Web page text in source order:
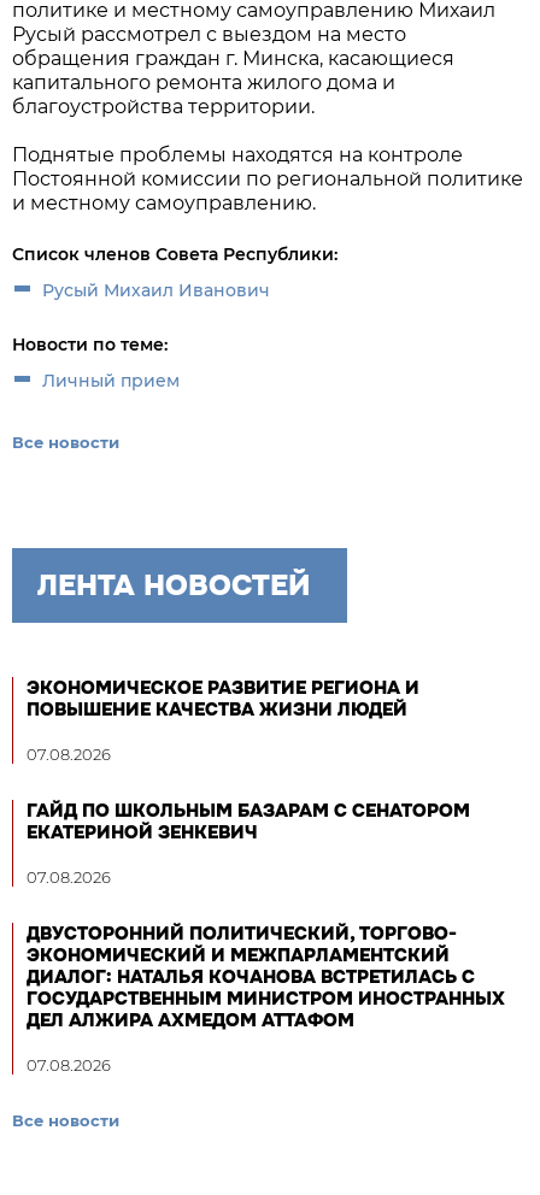
политике и местному самоуправлению Михаил
Русый рассмотрел с выездом на место
обращения граждан г. Минска, касающиеся
капитального ремонта жилого дома и
благоустройства территории.
Поднятые проблемы находятся на контроле
Постоянной комиссии по региональной политике
и местному самоуправлению.
Список членов Совета Республики:
Русый Михаил Иванович
Новости по теме:
Личный прием
Все новости
ЛЕНТА НОВОСТЕЙ
ЭКОНОМИЧЕСКОЕ РАЗВИТИЕ РЕГИОНА И
ПОВЫШЕНИЕ КАЧЕСТВА ЖИЗНИ ЛЮДЕЙ
07.08.2026
ГАЙД ПО ШКОЛЬНЫМ БАЗАРАМ С СЕНАТОРОМ
ЕКАТЕРИНОЙ ЗЕНКЕВИЧ
07.08.2026
ДВУСТОРОННИЙ ПОЛИТИЧЕСКИЙ, ТОРГОВО-
ЭКОНОМИЧЕСКИЙ И МЕЖПАРЛАМЕНТСКИЙ
ДИАЛОГ: НАТАЛЬЯ КОЧАНОВА ВСТРЕТИЛАСЬ С
ГОСУДАРСТВЕННЫМ МИНИСТРОМ ИНОСТРАННЫХ
ДЕЛ АЛЖИРА АХМЕДОМ АТТАФОМ
07.08.2026
Все новости